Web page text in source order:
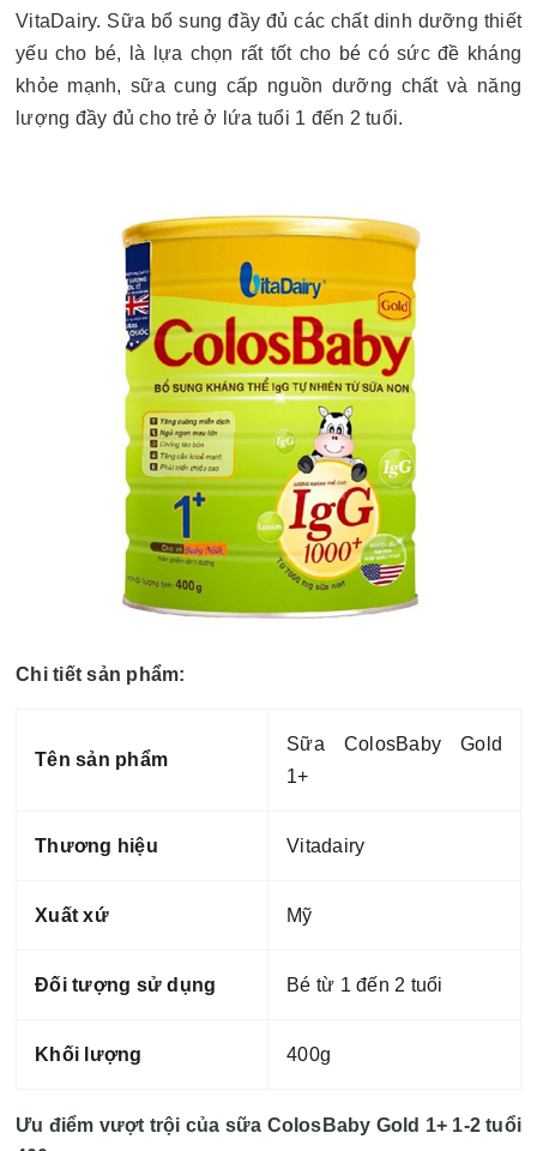
VitaDairy. Sữa bổ sung đầy đủ các chất dinh dưỡng thiết
yếu cho bé, là lựa chọn rất tốt cho bé có sức đề kháng
khỏe mạnh, sữa cung cấp nguồn dưỡng chất và năng
lượng đầy đủ cho trẻ ở lứa tuổi 1 đến 2 tuổi.
Chi tiết sản phẩm:
Tên sản phẩm
Sữa ColosBaby Gold
1+
Thương hiệu Vitadairy
Xuất xứ Mỹ
Đối tượng sử dụng Bé từ 1 đến 2 tuổi
Khối lượng 400g
Ưu điểm vượt trội của sữa ColosBaby Gold 1+ 1-2 tuổi